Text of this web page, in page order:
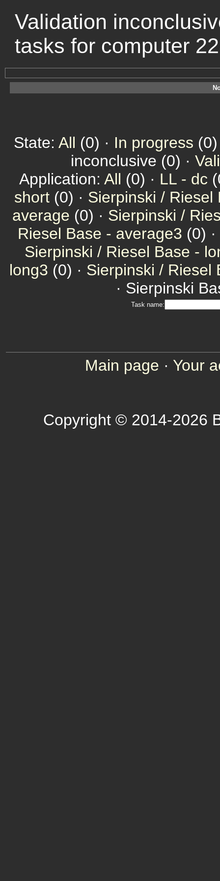
Validation
tasks for computer
State: All (0) · In progress
inconclusive (0) ·
Application: All (0) · LL - dc
short (0) · Sierpinski / Riesel
average (0) · Sierpinski /
Riesel Base - average3 (0) ·
Sierpinski / Riesel Base -
long3 (0) · Sierpinski / Riesel
· Sierpinski
Task name:
Main page · Your
Copyright © 2014-2026